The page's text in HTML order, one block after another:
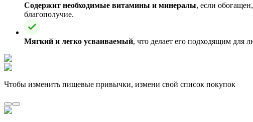
Содержит необходимые витамины и минералы, если
благополучие.
Мягкий и легко усваиваемый, что делает его подходящим для
Чтобы изменить пищевые привычки, измени свой список покупок